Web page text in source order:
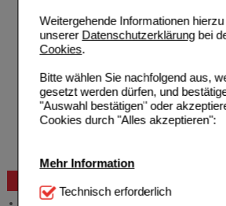
Weitergehende Informationen
unserer Datenschutzerklärungbei
Cookies.
Bitte wählen Sie nachfolgend aus,
gesetzt werden dürfen, und
"Auswahl bestätigen" oder
Cookies durch "Alles akzeptieren":
Mehr Information
Technisch Notwendig:Hierbei
Technisch erforderlich
Hilfe
Allgemeine Information